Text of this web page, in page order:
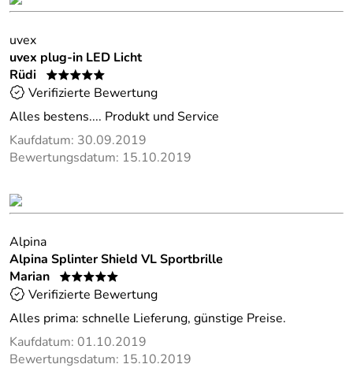
uvex
uvex plug-in LED Licht
Rüdi
*****
Verifizierte Bewertung
Alles bestens.... Produkt und Service
Kaufdatum: 30.09.2019
Bewertungsdatum: 15.10.2019
Alpina
Alpina Splinter Shield VL Sportbrille
Marian
*****
Verifizierte Bewertung
Alles prima: schnelle Lieferung, günstige Preise.
Kaufdatum: 01.10.2019
Bewertungsdatum: 15.10.2019